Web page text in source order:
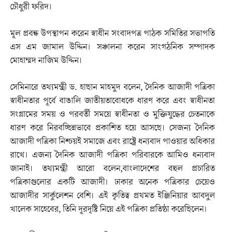
চৌধুরী ফরিদ।
মূল প্রবন্ধ উপস্থাপন করেন স্বাধীন সংবাদপত্র পাঠক সমিতির সভাপতি
এস এম জামাল উদ্দিন। সঞ্চালনা করেন সাংগঠনিক সম্পাদক
মোহাম্মদ নাজিম উদ্দিন।
সেমিনারে তথ্যমন্ত্রী ড. হাছান মাহমুদ বলেন, দৈনিক আজাদী পত্রিকা
স্বাধীনতার পূর্বে বাঙালি জাতীয়তাবোধকে ধারণ করে এবং স্বাধীনতা
সংগ্রামের সময় ও পরবর্তী সময়ে স্বাধীনতা ও মুক্তিযুদ্ধের চেতনাকে
ধারণ করে নিরবচ্ছিন্নভাবে প্রকাশিত হয়ে আসছে। সেজন্য দৈনিক
আজাদী পত্রিকা নিশ্চয়ই সমাজে এবং রাষ্ট্রে ধন্যবাদ পাওয়ার অধিকার
রাখে। এজন্য দৈনিক আজাদী পত্রিকা পরিবারকে আমিও ধন্যবাদ
জানাই। তথ্যমন্ত্রী আরো বলেন,বাংলাদেশের বহুল প্রচারিত
পত্রিকাগুলোর একটি আজাদী। ঢাকার অনেক পত্রিকার চেয়েও
আজাদীর সার্কুলেশন বেশি। এই কৃতিত্ব প্রথমত ইঞ্জিনিয়ার আবদুল
খালেক সাহেবের, তিনি দূরদৃষ্টি নিয়ে এই পত্রিকা প্রতিষ্ঠা করেছিলেন।